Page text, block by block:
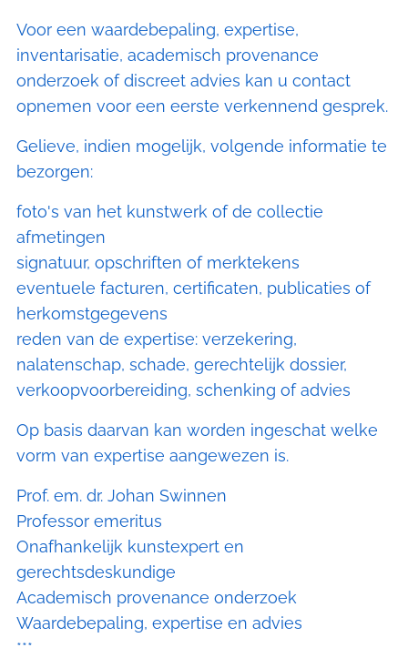
Voor een waardebepaling, expertise,
inventarisatie, academisch provenance
onderzoek of discreet advies kan u contact
opnemen voor een eerste verkennend gesprek.
Gelieve, indien mogelijk, volgende informatie te
bezorgen:
foto's van het kunstwerk of de collectie
afmetingen
signatuur, opschriften of merktekens
eventuele facturen, certificaten, publicaties of
herkomstgegevens
reden van de expertise: verzekering,
nalatenschap, schade, gerechtelijk dossier,
verkoopvoorbereiding, schenking of advies
Op basis daarvan kan worden ingeschat welke
vorm van expertise aangewezen is.
Prof. em. dr. Johan Swinnen
Professor emeritus
Onafhankelijk kunstexpert en
gerechtsdeskundige
Academisch provenance onderzoek
Waardebepaling, expertise en advies
***